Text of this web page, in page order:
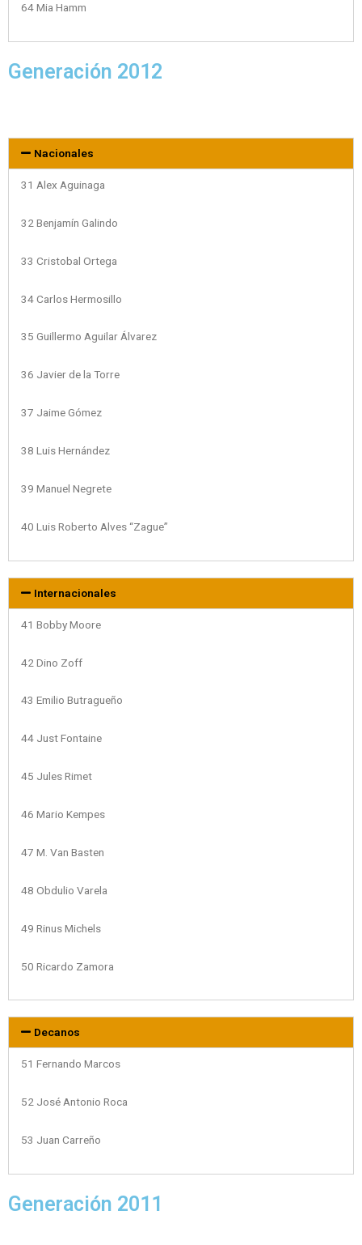
64 Mia Hamm
Generación 2012
Nacionales
31 Alex Aguinaga
32 Benjamín Galindo
33 Cristobal Ortega
34 Carlos Hermosillo
35 Guillermo Aguilar Álvarez
36 Javier de la Torre
37 Jaime Gómez
38 Luis Hernández
39 Manuel Negrete
40 Luis Roberto Alves “Zague”
Internacionales
41 Bobby Moore
42 Dino Zoff
43 Emilio Butragueño
44 Just Fontaine
45 Jules Rimet
46 Mario Kempes
47 M. Van Basten
48 Obdulio Varela
49 Rinus Michels
50 Ricardo Zamora
Decanos
51 Fernando Marcos
52 José Antonio Roca
53 Juan Carreño
Generación 2011